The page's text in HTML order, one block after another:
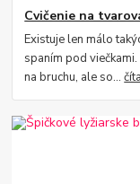
Cvičenie na
Existuje len málo
spaním pod
na bruchu, ale so...